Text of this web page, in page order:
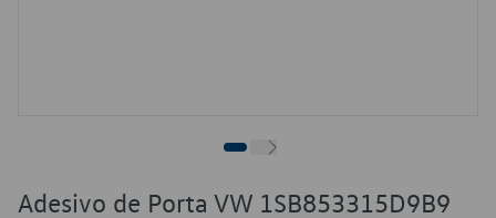
Adesivo de Porta VW 1SB853315D9B9